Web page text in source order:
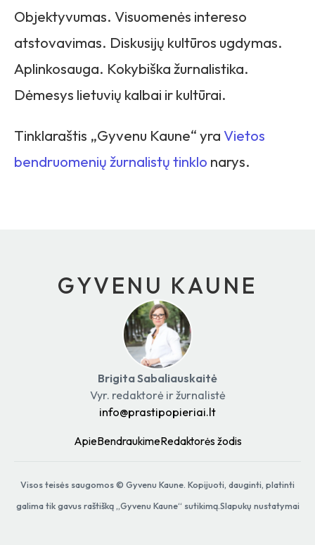
Objektyvumas. Visuomenės intereso
atstovavimas. Diskusijų kultūros ugdymas.
Aplinkosauga. Kokybiška žurnalistika.
Dėmesys lietuvių kalbai ir kultūrai.
Tinklaraštis „Gyvenu Kaune“ yraVietos
bendruomenių žurnalistų tinklo narys.
GYVENU KAUNE
Brigita Sabaliauskaitė
Vyr. redaktorė ir žurnalistė
info@prastipopieriai.lt
ApieBendraukimeRedaktorės žodis
Visos teisės saugomos © Gyvenu Kaune. Kopijuoti, dauginti, platinti
galima tik gavus raštišką „Gyvenu Kaune“ sutikimą.Slapukų nustatymai